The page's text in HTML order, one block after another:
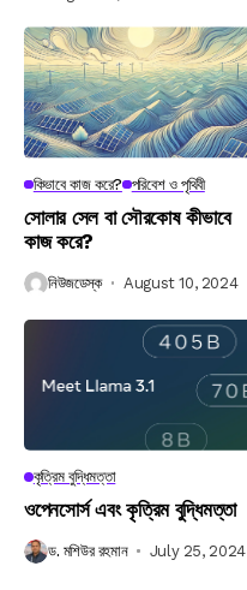
কিভাবে কাজ করে? পরিবেশ ও পৃথিবী
সোলার সেল বা সৌরকোষ কীভাবে
কাজ করে?
নিউজডেস্ক August 10, 2024
কৃত্রিম বুদ্ধিমত্তা
ওপেনসোর্স এবং কৃত্রিম বুদ্ধিমত্তা
ড. মশিউর রহমান July 25, 2024